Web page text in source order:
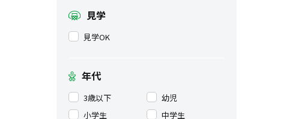
見学
見学OK
年代
3歳以下
幼児
小学生
中学生